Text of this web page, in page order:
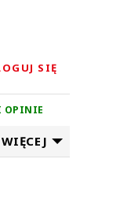
SIĘ
OPINIE
WIĘCEJ